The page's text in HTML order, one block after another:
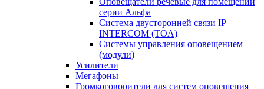
серии Альфа
Система двусторонней связи IP
INTERCOM (TOA)
Системы управления оповещением
(модули)
Усилители
Мегафоны
Громкоговорители для систем оповещения